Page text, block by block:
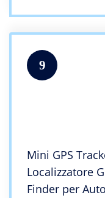
9
Mini GPS
Localizzatore
Finder per